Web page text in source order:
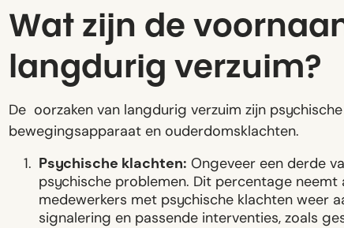
Wat zijn de
langdurig verzuim?
De oorzaken van langdurig verzuim zijn
bewegingsapparaat en ouderdomsklachten.
Psychische klachten: Ongeveer een derde
psychische problemen. Dit percentage
medewerkers met psychische klachten weer
signalering en passende interventies, zoals